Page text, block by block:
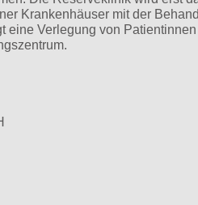
Krankenhäuser mit der
eine Verlegung von